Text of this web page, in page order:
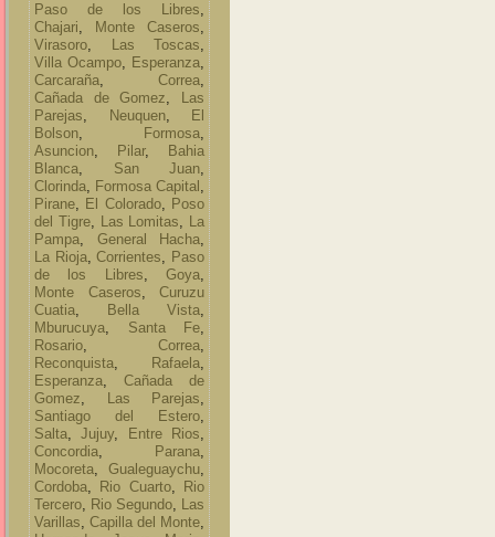
Paso de los Libres,
Chajari, Monte Caseros,
Virasoro, Las Toscas,
Villa Ocampo, Esperanza,
Carcaraña, Correa,
Cañada de Gomez,
Las
Parejas, Neuquen,
El
Bolson, Formosa,
Asuncion, Pilar,
Bahia
Blanca, San Juan,
Clorinda, Formosa Capital ,
Pirane, El Colorado, Poso
del Tigre, Las Lomitas, La
Pampa, General Hacha,
La Rioja,Corrientes, Paso
de los Libres,Goya,
Monte Caseros, Curuzu
Cuatia, Bella Vista,
Mburucuya, Santa Fe,
Rosario, Correa,
Reconquista, Rafaela,
Esperanza, Cañada de
Gomez, Las Parejas,
Santiago del Estero,
Salta,Jujuy, Entre Rios,
Concordia, Parana,
Mocoreta, Gualeguaychu,
Cordoba, Rio Cuarto,
Rio
Tercero, Rio Segundo, Las
Varillas, Capilla del Monte,